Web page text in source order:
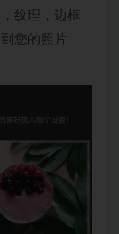
纹理，边框
您的照片